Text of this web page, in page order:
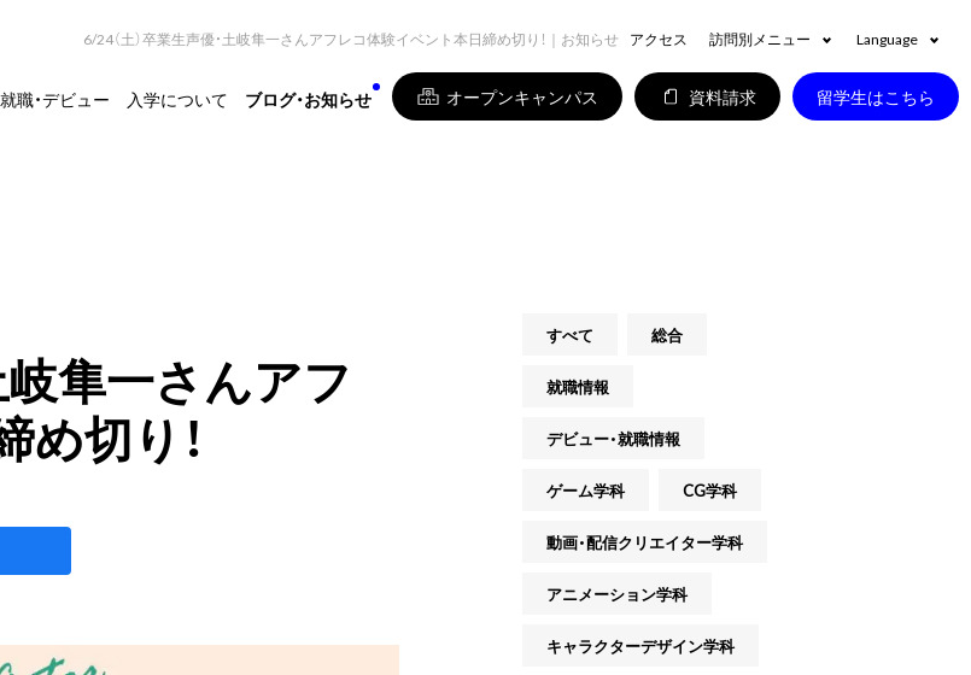
アクセス 訪問別メニュー Language
就職・デビュー 入学について ブログ・お知らせ オープンキャンパス 資料請求 留学生はこちら
6/24（土）卒業生声優・土岐隼一さんアフレコ体験イベント本日締め切り！｜お知らせ
岐隼一さんアフ
切り！
すべて 総合
就職情報
デビュー・就職情報
ゲーム学科 CG学科
動画・配信クリエイター学科
アニメーション学科
キャラクターデザイン学科